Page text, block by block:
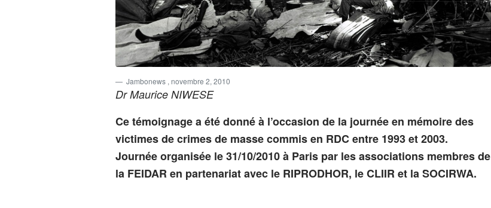
Jambonews , novembre 2, 2010
Dr Maurice NIWESE
Ce témoignage a été donné à l’occasion de la journée en mémoire des
victimes de crimes de masse commis en RDC entre 1993 et 2003.
Journée organisée le 31/10/2010 à Paris par les associations membres de
la FEIDAR en partenariat avec le RIPRODHOR, le CLIIR et la SOCIRWA.